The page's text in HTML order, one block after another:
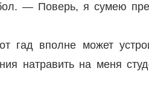
— Поверь, я сумею
гад вполне может
натравить на меня